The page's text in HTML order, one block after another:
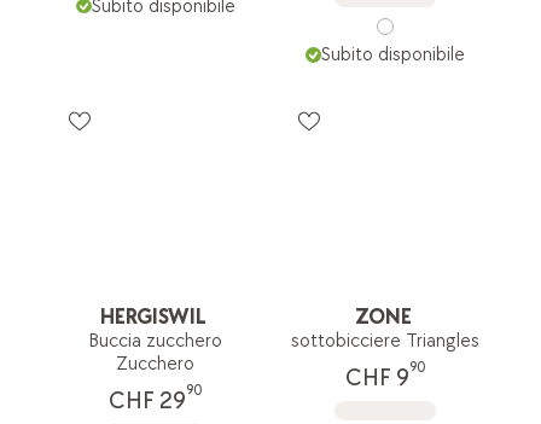
Subito disponibile
Subito disponibile
HERGISWIL
Buccia zucchero
Zucchero
CHF 2990
ZONE
sottobicciere Triangles
CHF 990